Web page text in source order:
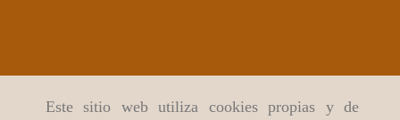
Este sitio web utiliza cookies propias y de